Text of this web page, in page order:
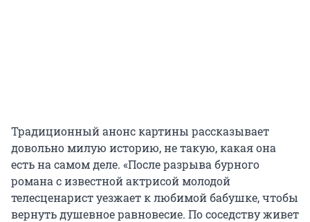
Традиционный анонс картины рассказывает
довольно милую историю, не такую, какая она
есть на самом деле. «После разрыва бурного
романа с известной актрисой молодой
телесценарист уезжает к любимой бабушке, чтобы
вернуть душевное равновесие. По соседству живет